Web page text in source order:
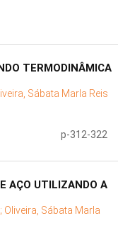
TERMODINÂMICA
Sábata Marla Reis
p-312-322
AÇO UTILIZANDO A
Oliveira, Sábata Marla